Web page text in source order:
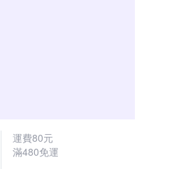
運費80元
滿480免運